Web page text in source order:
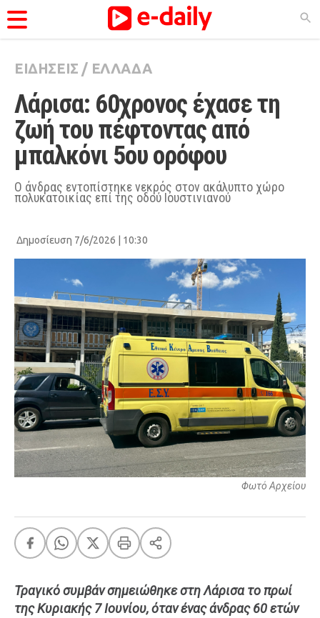
ΚΑΤΗΓΟΡΊΕΣ
Ειδήσεις
Θέματα
Videos
Podcasts
Life
City Guide
Pop Culture
Agenda
FEEDS
Πάσχα Eurovision
Retro Summer
OMG LOL
Xmas
ΕΙΔΗΣΕΙΣ / ΕΛΛΑΔΑ
Λάρισα: 60χρονος έχασε τη
ζωή του πέφτοντας από
μπαλκόνι 5ου ορόφου
Ο άνδρας εντοπίστηκε νεκρός στον ακάλυπτο χώρο
πολυκατοικίας επί της οδού Ιουστινιανού
Δημοσίευση 7/6/2026 | 10:30
Φωτό Αρχείου
Τραγικό συμβάν σημειώθηκε στη Λάρισα το πρωί
της Κυριακής 7 Ιουνίου, όταν ένας άνδρας 60 ετών